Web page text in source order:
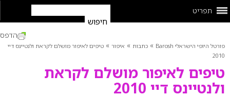
תפריט
פורטל היופי הישראלי Barosh » כתבות » איפור » טיפים לאיפור מושלם לקראת ולנטיינס דיי
2010
טיפים לאיפור מושלם לקראת
ולנטיינס דיי 2010
הדפס